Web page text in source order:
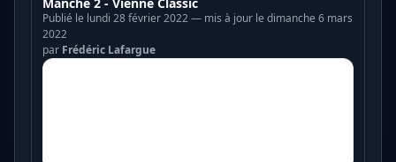
Publié le lundi 28 février 2022 — mis à jour le dimanche 6 mars
2022
par Frédéric Lafargue